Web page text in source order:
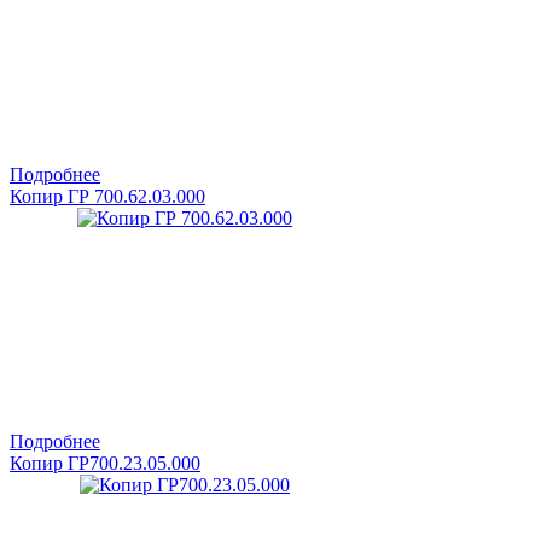
Подробнее
Копир ГР 700.62.03.000
Подробнее
Копир ГР700.23.05.000